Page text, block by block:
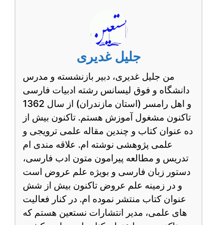
جلیل غدیری
من جلیل غدیری، دبیر بازنشسته و مدرس
دانشگاه و فوق لیسانس رشته ادبیات فارسی
و اهل رامسر (استان مازندران) از سال 1362
تاکنون مشغول آموزش هستم. تاکنون بیش از
ده عنوان کتاب و چندین مقاله علمی ترویجی و
علمی پژوهشی نوشته ام. علاقه مندی ام
تدریس و مطالعه پیرامون متون ادب فارسی،
دستور زبان فارسی و بویژه علم عروض است
و در زمینه علم عروض تاکنون بیش از شش
عنوان کتاب منتشر نموده ام. در کنار فعالیت
های علمی، مدیر انتشارات نستعین هستم که